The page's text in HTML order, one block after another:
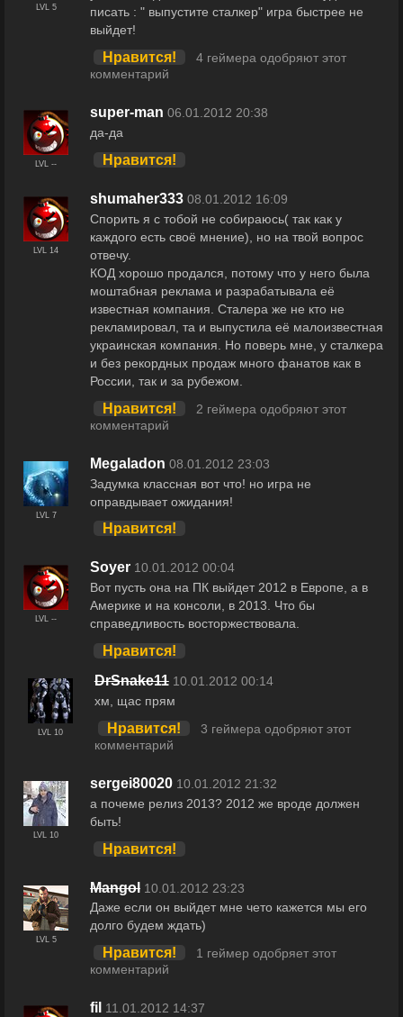
LVL 5
писать : " выпустите сталкер" игра быстрее не
выйдет!
Нравится!
4 геймера одобряют этот
комментарий
LVL --
super-man 06.01.2012 20:38
да-да
Нравится!
LVL 14
shumaher333 08.01.2012 16:09
Спорить я с тобой не собираюсь( так как у
каждого есть своё мнение), но на твой вопрос
отвечу.
КОД хорошо продался, потому что у него была
моштабная реклама и разрабатывала её
известная компания. Сталера же не кто не
рекламировал, та и выпустила её малоизвестная
украинская компания. Но поверь мне, у сталкера
и без рекордных продаж много фанатов как в
России, так и за рубежом.
Нравится!
2 геймера одобряют этот
комментарий
LVL 7
Megaladon 08.01.2012 23:03
Задумка классная вот что! но игра не
оправдывает ожидания!
Нравится!
LVL --
Soyer 10.01.2012 00:04
Вот пусть она на ПК выйдет 2012 в Европе, а в
Америке и на консоли, в 2013. Что бы
справедливость восторжествовала.
Нравится!
LVL 10
DrSnake11 10.01.2012 00:14
хм, щас прям
Нравится!
3 геймера одобряют этот
комментарий
LVL 10
sergei80020 10.01.2012 21:32
а почеме релиз 2013? 2012 же вроде должен
быть!
Нравится!
LVL 5
Mangol 10.01.2012 23:23
Даже если он выйдет мне чето кажется мы его
долго будем ждать)
Нравится!
1 геймер одобряет этот
комментарий
fil 11.01.2012 14:37